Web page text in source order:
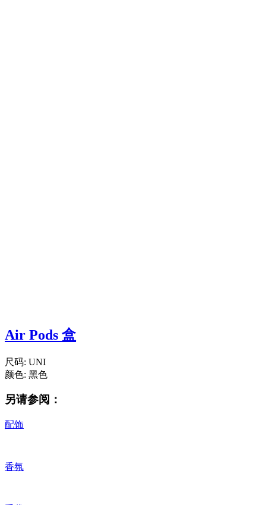
Air Pods 盒
尺码: UNI
颜色: 黑色
另请参阅：
配饰
香氛